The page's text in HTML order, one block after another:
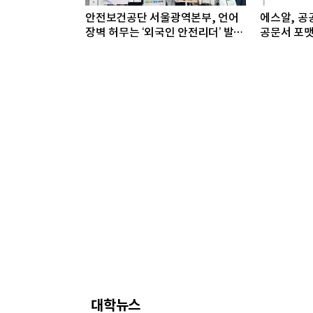
안전보건공단 서울광역본부, 언어
장벽 허무는 ‘외국인 안전리더’ 발대
에스알, 공
공문서 포
대학뉴스